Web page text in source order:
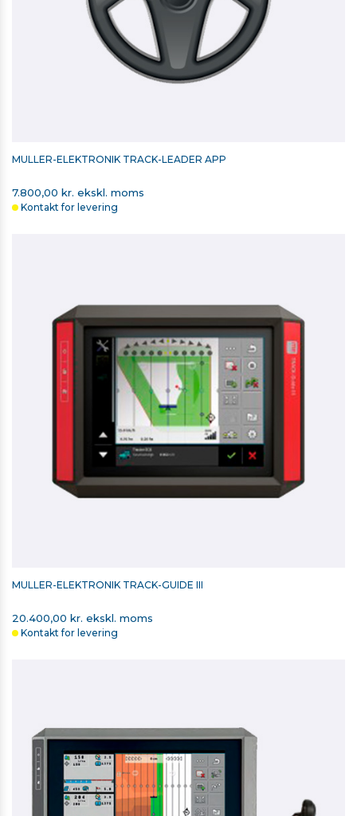
MÜLLER-ELEKTRONIK TRACK-LEADER APP
7.800,00 kr. ekskl. moms
Kontakt for levering
MÜLLER-ELEKTRONIK TRACK-GUIDE III
20.400,00 kr. ekskl. moms
Kontakt for levering